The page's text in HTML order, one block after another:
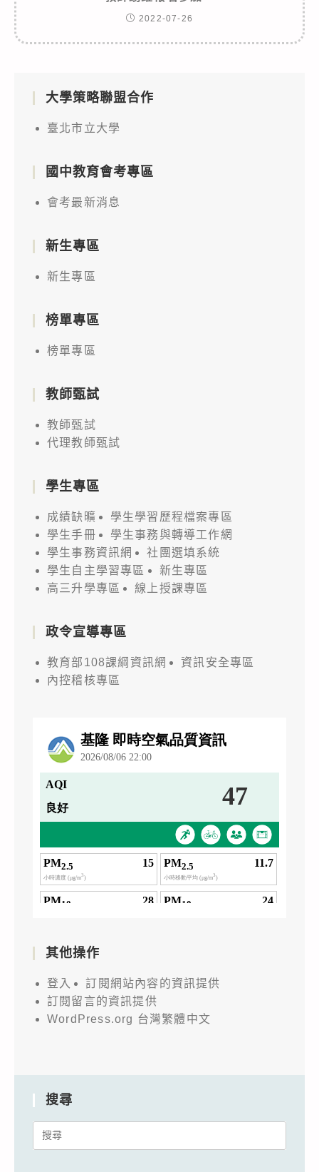
2022-07-26
大學策略聯盟合作
臺北市立大學
國中教育會考專區
會考最新消息
新生專區
新生專區
榜單專區
榜單專區
教師甄試
教師甄試
代理教師甄試
學生專區
成績缺曠
學生學習歷程檔案專區
學生手冊
學生事務與轉導工作網
學生事務資訊網
社團選填系統
學生自主學習專區
新生專區
高三升學專區
線上授課專區
政令宣導專區
教育部108課綱資訊網
資訊安全專區
內控稽核專區
其他操作
登入
訂閱網站內容的資訊提供
訂閱留言的資訊提供
WordPress.org 台灣繁體中文
搜尋
Search